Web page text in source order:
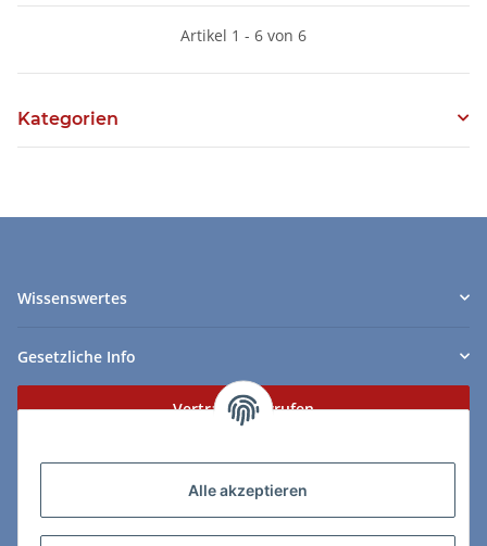
Alle akzeptieren
Artikel 1 - 6 von 6
Kategorien
Wissenswertes
Gesetzliche Info
Vertrag widerrufen